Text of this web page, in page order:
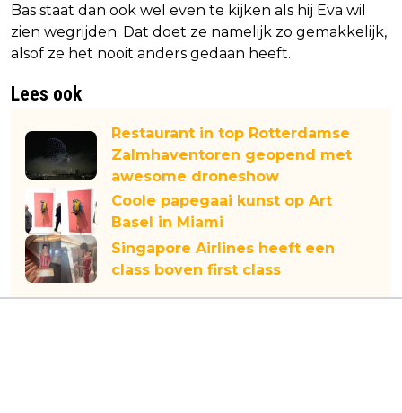
Bas staat dan ook wel even te kijken als hij Eva wil
zien wegrijden. Dat doet ze namelijk zo gemakkelijk,
alsof ze het nooit anders gedaan heeft.
Lees ook
Restaurant in top Rotterdamse
Zalmhaventoren geopend met
awesome droneshow
Coole papegaai kunst op Art
Basel in Miami
Singapore Airlines heeft een
class boven first class